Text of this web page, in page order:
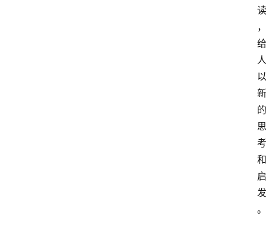
读
，
给
人
以
新
的
思
考
和
启
发
。